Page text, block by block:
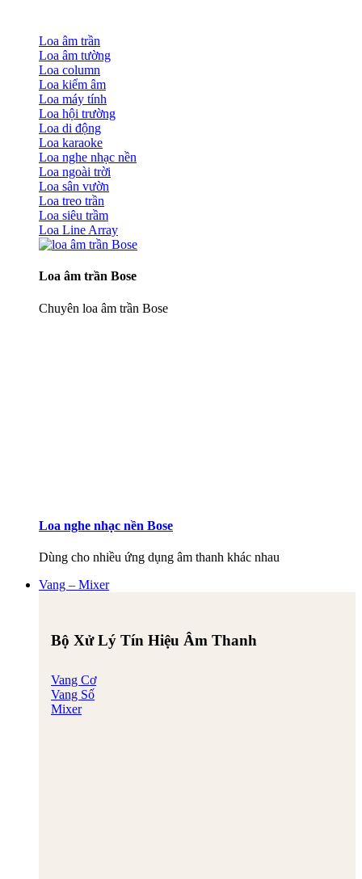
Loa âm trần
Loa âm tường
Loa column
Loa kiểm âm
Loa máy tính
Loa hội trường
Loa di động
Loa karaoke
Loa nghe nhạc nền
Loa ngoài trời
Loa sân vườn
Loa treo trần
Loa siêu trầm
Loa Line Array
Loa âm trần Bose
Chuyên loa âm trần Bose
Loa nghe nhạc nền Bose
Dùng cho nhiều ứng dụng âm thanh khác nhau
Vang – Mixer
Bộ Xử Lý Tín Hiệu Âm Thanh
Vang Cơ
Vang Số
Mixer